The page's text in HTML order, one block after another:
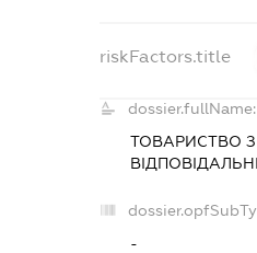
riskFactors.title
dossier.fullName:
ТОВАРИСТВО
-